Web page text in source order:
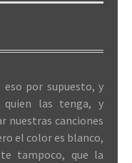
eso por supuesto, y
quien las tenga, y
nuestras canciones
el color es blanco,
tampoco, que la